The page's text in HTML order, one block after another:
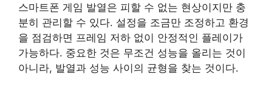
스마트폰 게임 발열은 피할 수 없는 현상이지만 충
분히 관리할 수 있다. 설정을 조금만 조정하고 환경
을 점검하면 프레임 저하 없이 안정적인 플레이가
가능하다. 중요한 것은 무조건 성능을 올리는 것이
아니라, 발열과 성능 사이의 균형을 찾는 것이다.